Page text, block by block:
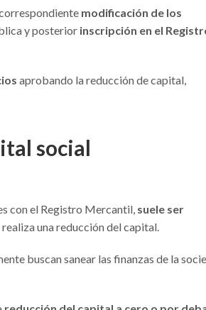
modificación de los
y posterior inscripción en el
aprobando la reducción de capital,
social
con el Registro Mercantil, suele ser
una reducción del capital.
buscan sanear las finanzas de la